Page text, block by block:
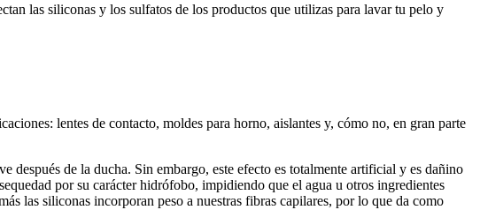
las siliconas y los sulfatos de los productos que utilizas para lavar tu pelo y
lentes de contacto, moldes para horno, aislantes y, cómo no, en gran parte
después de la ducha. Sin embargo, este efecto es totalmente artificial y es dañino
por su carácter hidrófobo, impidiendo que el agua u otros ingredientes
las siliconas incorporan peso a nuestras fibras capilares, por lo que da como